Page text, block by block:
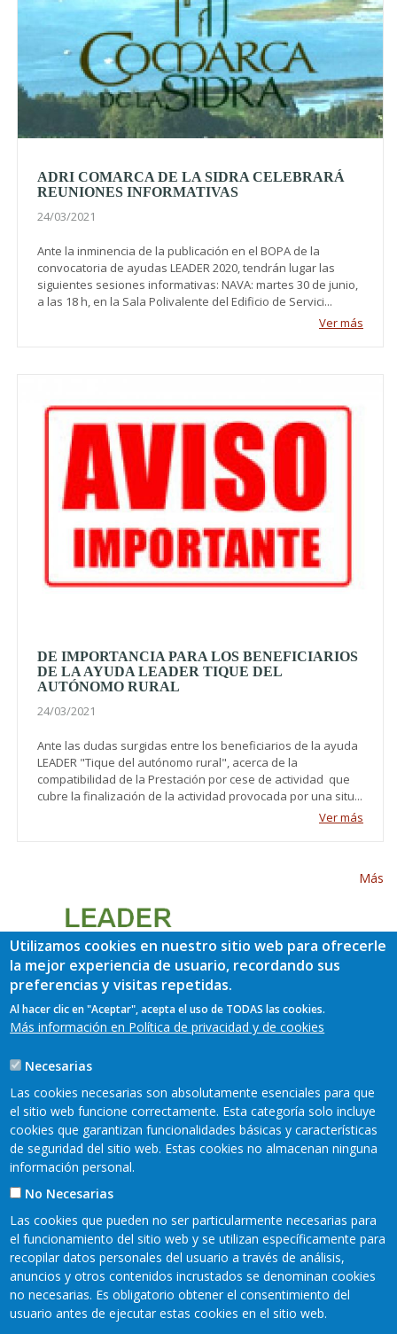
ADRI COMARCA DE LA SIDRA CELEBRARÁ
REUNIONES INFORMATIVAS
24/03/2021
Ante la inminencia de la publicación en el BOPA de la
convocatoria de ayudas LEADER 2020, tendrán lugar las
siguientes sesiones informativas: NAVA: martes 30 de junio,
a las 18 h, en la Sala Polivalente del Edificio de Servici...
Ver más
DE IMPORTANCIA PARA LOS BENEFICIARIOS
DE LA AYUDA LEADER TIQUE DEL
AUTÓNOMO RURAL
24/03/2021
Ante las dudas surgidas entre los beneficiarios de la ayuda
LEADER "Tique del autónomo rural", acerca de la
compatibilidad de la Prestación por cese de actividad que
cubre la finalización de la actividad provocada por una situ...
Ver más
Más
Pie
Mapa web Mapa web
Aviso legal
Política de privacidad
Accesibilidad
Utilizamos cookies en nuestro sitio web para ofrecerle
la mejor experiencia de usuario, recordando sus
preferencias y visitas repetidas.
Al hacer clic en "Aceptar", acepta el uso de TODAS las cookies.
Más información en Política de privacidad y de cookies
Necesarias
Las cookies necesarias son absolutamente esenciales para que
el sitio web funcione correctamente. Esta categoría solo incluye
cookies que garantizan funcionalidades básicas y características
de seguridad del sitio web. Estas cookies no almacenan ninguna
información personal.
No Necesarias
Las cookies que pueden no ser particularmente necesarias para
el funcionamiento del sitio web y se utilizan específicamente para
recopilar datos personales del usuario a través de análisis,
anuncios y otros contenidos incrustados se denominan cookies
no necesarias. Es obligatorio obtener el consentimiento del
usuario antes de ejecutar estas cookies en el sitio web.